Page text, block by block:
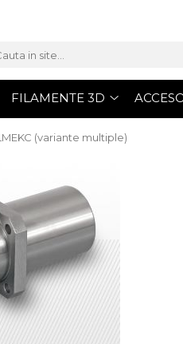
FILAMENTE 3D
(variante multiple)